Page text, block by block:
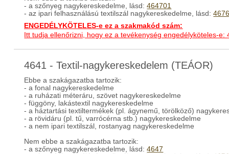
- a szőnyeg nagykereskedelme, lásd:464701
- az ipari felhasználású textilszál nagykereskedelme, lásd:
ENGEDÉLYKÖTELES-e ez a szakmakód szám:
Itt tudja ellenőrizni, hogy ez a tevékenység engedélyköteles-e:
4641 - Textil-nagykereskedelem (TEÁOR)
Ebbe a szakágazatba tartozik:
- a fonal nagykereskedelme
- a ruházati méteráru, szövet nagykereskedelme
- függöny, lakástextil nagykereskedelme
- a háztartási textiltermékek (pl. ágynemű, törölköző)
- a rövidáru (pl. tű, varrócérna stb.) nagykereskedelme
- a nem ipari textilszál, rostanyag nagykereskedelme
Nem ebbe a szakágazatba tartozik:
- a szőnyeg nagykereskedelme, lásd:4647